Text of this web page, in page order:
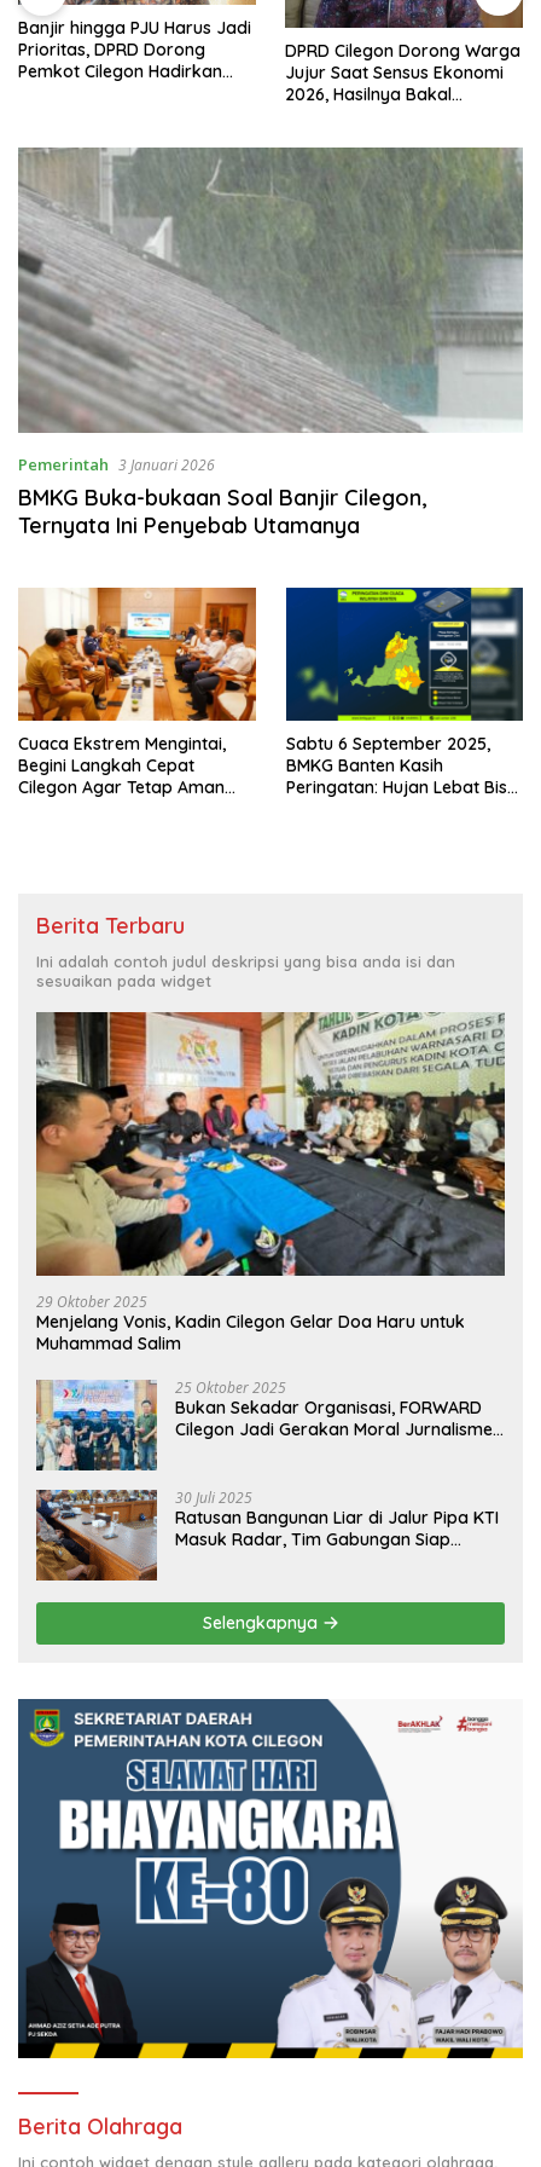
Banjir hingga PJU Harus Jadi
Prioritas, DPRD Dorong
Pemkot Cilegon Hadirkan
DPRD Cilegon Dorong Warga
Jujur Saat Sensus Ekonomi
2026, Hasilnya Bakal
Pemerintah 3 Januari 2026
BMKG Buka-bukaan Soal Banjir Cilegon,
Ternyata Ini Penyebab Utamanya
Cuaca Ekstrem Mengintai,
Begini Langkah Cepat
Cilegon Agar Tetap Aman
Sabtu 6 September 2025,
BMKG Banten Kasih
Peringatan: Hujan Lebat Bisa
Berita Terbaru
Ini adalah contoh judul deskripsi yang bisa anda isi dan
sesuaikan pada widget
29 Oktober 2025
Menjelang Vonis, Kadin Cilegon Gelar Doa Haru untuk
Muhammad Salim
25 Oktober 2025
Bukan Sekadar Organisasi, FORWARD
Cilegon Jadi Gerakan Moral Jurnalisme
30 Juli 2025
Ratusan Bangunan Liar di Jalur Pipa KTI
Masuk Radar, Tim Gabungan Siap
Selengkapnya
Berita Olahraga
Ini contoh widget dengan style gallery pada kategori olahraga,